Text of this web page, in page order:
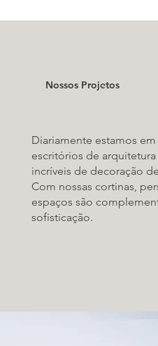
Nossos Projetos
Diariamente estamos
escritórios de
incríveis de decoração
Com nossas cortinas,
espaços são
sofisticação.